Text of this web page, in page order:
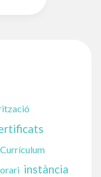
Currículum
instància